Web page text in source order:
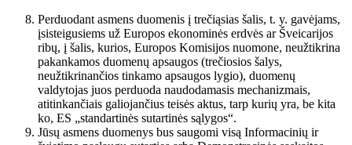
Perduodant asmens duomenis į trečiąsias šalis, t. y. gavėjams,
įsisteigusiems už Europos ekonominės erdvės ar Šveicarijos
ribų, į šalis, kurios, Europos Komisijos nuomone, neužtikrina
pakankamos duomenų apsaugos (trečiosios šalys,
neužtikrinančios tinkamo apsaugos lygio), duomenų
valdytojas juos perduoda naudodamasis mechanizmais,
atitinkančiais galiojančius teisės aktus, tarp kurių yra, be kita
ko, ES „standartinės sutartinės sąlygos“.
Jūsų asmens duomenys bus saugomi visą Informacinių ir